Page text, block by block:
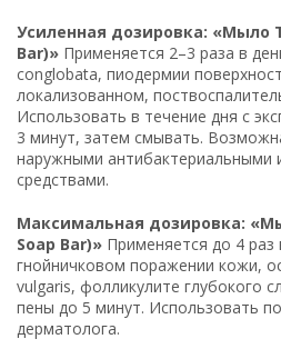
Усиленная дозировка: «Мыло
Bar)» Применяется 2–3 раза в
conglobata, пиодермии
локализованном,
Использовать в течение дня с
3 минут, затем смывать.
наружными антибактериальными
средствами.
Максимальная дозировка:
Soap Bar)» Применяется до 4
гнойничковом поражении кожи,
vulgaris, фолликулите глубокого
пены до 5 минут. Использовать
дерматолога.